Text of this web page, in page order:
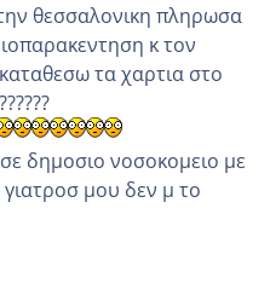
θεσσαλονικη πληρωσα
κ τον
τα χαρτια στο
δημοσιο νοσοκομειο με
μου δεν μ το